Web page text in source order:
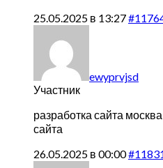
25.05.2025 в 13:27
ewyprvjsd
Участник
разработка сайта москва
сайта
26.05.2025 в 00:00